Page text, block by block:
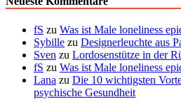
fS zu Was ist Male loneliness
Sybille zu Designerleuchte aus
Sven zu Lordosenstütze in der
fS zu Was ist Male loneliness
Lana zu Die 10 wichtigsten
psychische Gesundheit